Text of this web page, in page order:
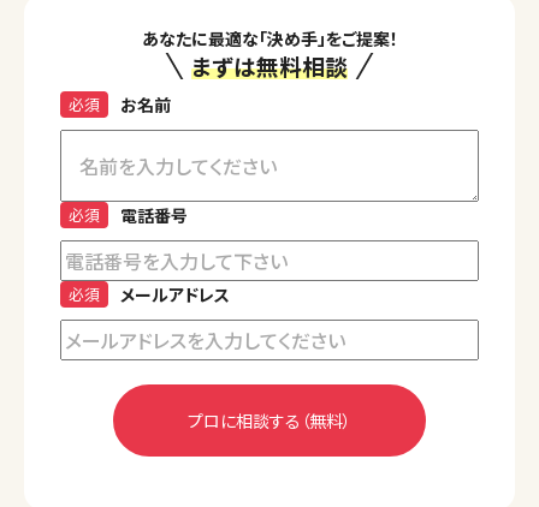
あなたに最適な「決め手」をご提案！
まずは無料相談
お名前
必須
電話番号
必須
メールアドレス
必須